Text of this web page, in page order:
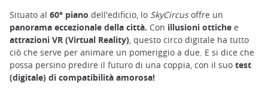
Situato al 60° piano dell'edificio, lo SkyCircusoffre un
panorama eccezionale della città. Con illusioni ottiche e
attrazioni VR (Virtual Reality), questo circo digitale ha tutto
ciò che serve per animare un pomeriggio a due. E si dice che
possa persino predire il futuro di una coppia, con il suo test
(digitale) di compatibilità amorosa!